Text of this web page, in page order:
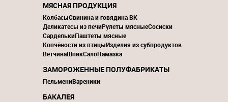
МЯСНАЯ ПРОДУКЦИЯ
КолбасыСвинина и говядина ВК
Деликатесы из печиРулеты мясныеСосиски
СарделькиПаштеты мясные
Копчёности из птицыИзделия из субпродуктов
ВетчинаШпикСалоНамазка
ЗАМОРОЖЕННЫЕ ПОЛУФАБРИКАТЫ
ПельмениВареники
БАКАЛЕЯ